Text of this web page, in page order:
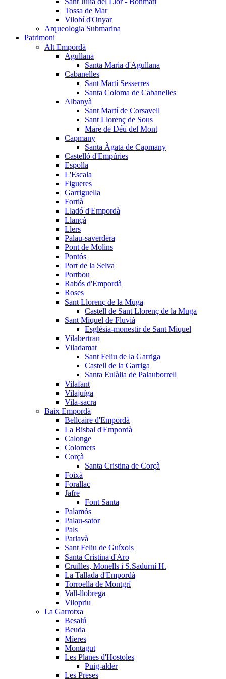
Tossa de Mar
Vilobí d'Onyar
Arqueologia Submarina
Patrimoni
Alt Empordà
Agullana
Santa Maria d'Agullana
Cabanelles
Sant Martí Sesserres
Santa Coloma de Cabanelles
Albanyà
Sant Martí de Corsavell
Sant Llorenç de Sous
Mare de Déu del Mont
Capmany
Santa Àgata de Capmany
Castelló d'Empúries
Espolla
L'Escala
Figueres
Garriguella
Fortià
Lladó d'Empordà
Llançà
Llers
Palau-saverdera
Pont de Molins
Pontós
Port de la Selva
Portbou
Rabós d'Empordà
Roses
Sant Llorenç de la Muga
Castell de Sant Llorenç de la Muga
Sant Miquel de Fluvià
Església-monestir de Sant Miquel
Vilabertran
Viladamat
Sant Feliu de la Garriga
Castell de la Garriga
Santa Eulàlia de Palauborrell
Vilafant
Vilajuïga
Vila-sacra
Baix Empordà
Bellcaire d'Empordà
La Bisbal d'Empordà
Calonge
Colomers
Corçà
Santa Cristina de Corçà
Foixà
Forallac
Jafre
Font Santa
Palamós
Palau-sator
Pals
Parlavà
Sant Feliu de Guíxols
Santa Cristina d'Aro
Cruïlles, Monells i S.Sadurní H.
La Tallada d'Empordà
Torroella de Montgrí
Vall-llobrega
Vilopriu
La Garrotxa
Besalú
Beuda
Mieres
Montagut
Les Planes d'Hostoles
Puig-alder
Les Preses